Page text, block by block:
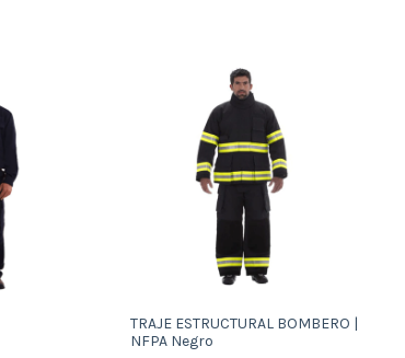
TRAJE ESTRUCTURAL BOMBERO |
NFPA Negro